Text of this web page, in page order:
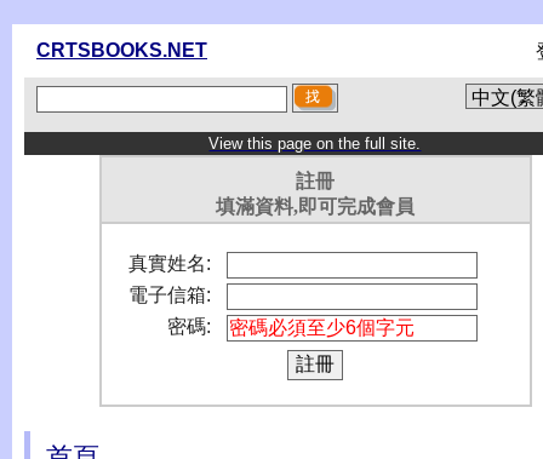
CRTSBOOKS.NET
View this page on the full site.
註冊
填滿資料,即可完成會員
真實姓名:
電子信箱:
密碼: